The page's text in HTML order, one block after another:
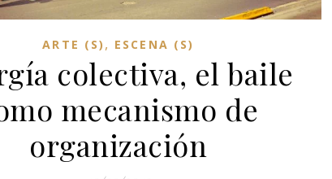
ARTE (S) , ESCENA (S)
colectiva, el baile
mecanismo de
organización